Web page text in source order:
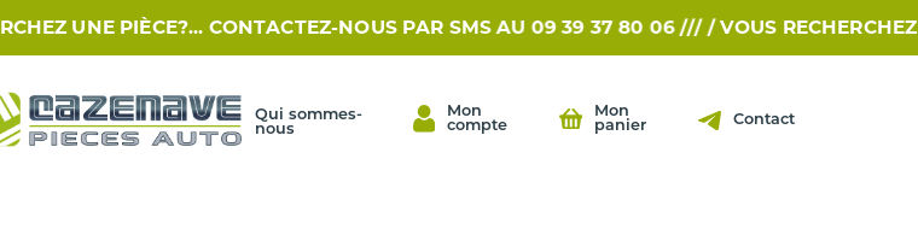
UNE PIÈCE?... CONTACTEZ-NOUS PAR SMS AU 09 39 37 80 06 /// / VOUS RECHERCHEZ
Qui sommes-
nous
Mon
compte
Mon
panier
Contact